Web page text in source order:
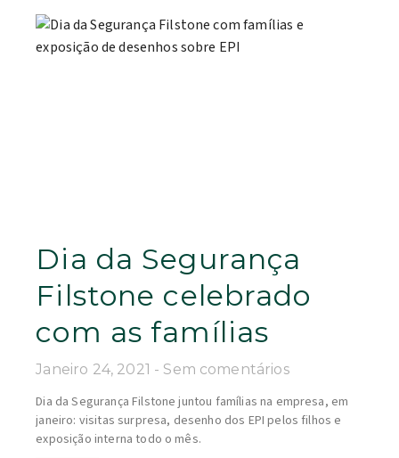
Dia da Segurança
Filstone celebrado
com as famílias
Janeiro 24, 2021 Sem comentários
Dia da Segurança Filstone juntou famílias na empresa, em
janeiro: visitas surpresa, desenho dos EPI pelos filhos e
exposição interna todo o mês.